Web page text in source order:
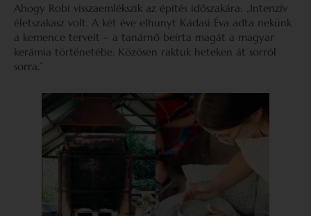
Ahogy Robi visszaemlékszik az építés időszakára: „Intenzív
életszakasz volt. A két éve elhunyt Kádasi Éva adta nekünk
a kemence terveit – a tanárnő beírta magát a magyar
kerámia történetébe. Közösen raktuk heteken át sorról
sorra.”